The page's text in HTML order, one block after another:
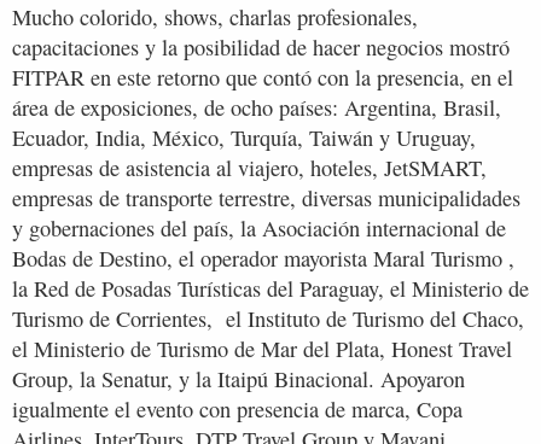
Mucho colorido, shows, charlas profesionales,
capacitaciones y la posibilidad de hacer negocios mostró
FITPAR en este retorno que contó con la presencia, en el
área de exposiciones, de ocho países: Argentina, Brasil,
Ecuador, India, México, Turquía, Taiwán y Uruguay,
empresas de asistencia al viajero, hoteles, JetSMART,
empresas de transporte terrestre, diversas municipalidades
y gobernaciones del país, la Asociación internacional de
Bodas de Destino, el operador mayorista Maral Turismo ,
la Red de Posadas Turísticas del Paraguay, el Ministerio de
Turismo de Corrientes, el Instituto de Turismo del Chaco,
el Ministerio de Turismo de Mar del Plata, Honest Travel
Group, la Senatur, y la Itaipú Binacional. Apoyaron
igualmente el evento con presencia de marca, Copa